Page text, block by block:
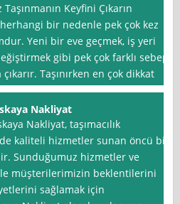
Keyfini Çıkarın
herhangi bir nedenle pek çok kez
Yeni bir eve geçmek, iş yeri
gibi pek çok farklı sebep
Taşınırken en çok dikkat
Nakliyat
Nakliyat, taşımacılık
kaliteli hizmetler sunan öncü bir
Sunduğumuz hizmetler ve
ile müşterilerimizin beklentilerini
sağlamak için